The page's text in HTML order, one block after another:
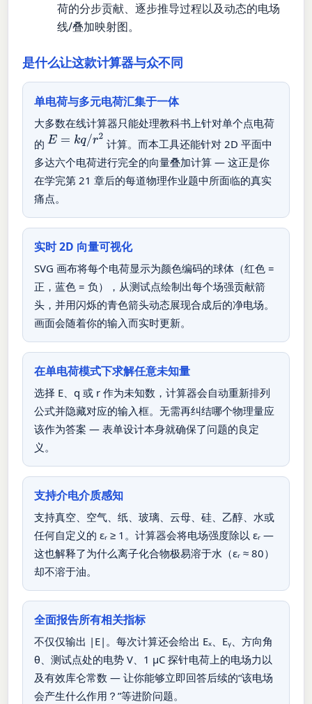
荷的分步贡献、逐步推导过程以及动态的电场
线/叠加映射图。
是什么让这款计算器与众不同
单电荷与多元电荷汇集于一体
大多数在线计算器只能处理教科书上针对单个点电荷
的E= kq /r2
计算。而本工具还能针对 2D 平面中
多达六个电荷进行完全的向量叠加计算 — 这正是你
在学完第 21 章后的每道物理作业题中所面临的真实
痛点。
实时 2D 向量可视化
SVG 画布将每个电荷显示为颜色编码的球体（红色 =
正，蓝色 = 负），从测试点绘制出每个场强贡献箭
头，并用闪烁的青色箭头动态展现合成后的净电场。
画面会随着你的输入而实时更新。
在单电荷模式下求解任意未知量
选择 E、q 或 r 作为未知数，计算器会自动重新排列
公式并隐藏对应的输入框。无需再纠结哪个物理量应
该作为答案 — 表单设计本身就确保了问题的良定
义。
支持介电介质感知
支持真空、空气、纸、玻璃、云母、硅、乙醇、水或
任何自定义的 εᵣ ≥ 1。计算器会将电场强度除以 εᵣ —
这也解释了为什么离子化合物极易溶于水（εᵣ ≈ 80）
却不溶于油。
全面报告所有相关指标
不仅仅输出 |E|。每次计算还会给出 Eₓ、Eᵧ、方向角
θ、测试点处的电势 V、1 µC 探针电荷上的电场力以
及有效库仑常数 — 让你能够立即回答后续的“该电场
会产生什么作用？”等进阶问题。